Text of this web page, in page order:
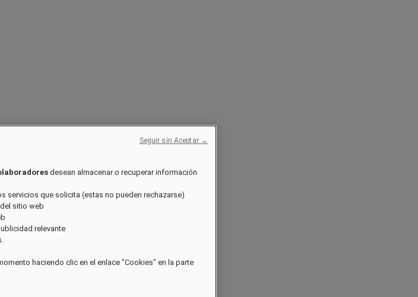
desean almacenar o recuperar información
servicios que solicita (estas no pueden rechazarse)
sitio web
relevante
haciendo clic en el enlace "Cookies" en la parte
Seguir sin Aceptar →